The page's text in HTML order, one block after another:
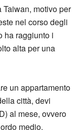
motivo per
nel corso degli
ha raggiunto i
alta per una
un appartamento
città, devi
al mese, ovvero
medio.